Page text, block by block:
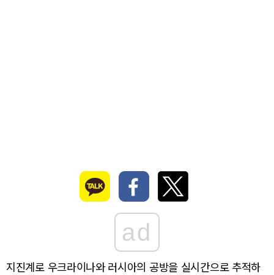
ad
지진계로 우크라이나와 러시아의 공방을 실시간으로 추적하